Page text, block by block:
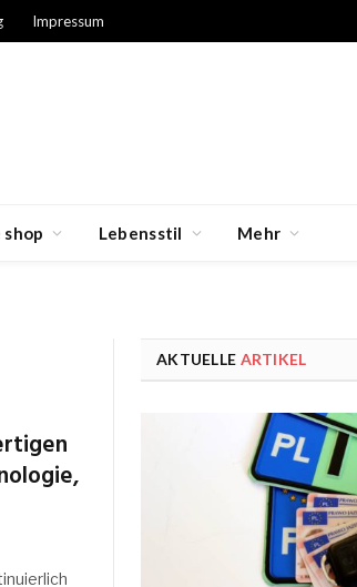
Impressum
shop Lebensstil Mehr
AKTUELLE ARTIKEL